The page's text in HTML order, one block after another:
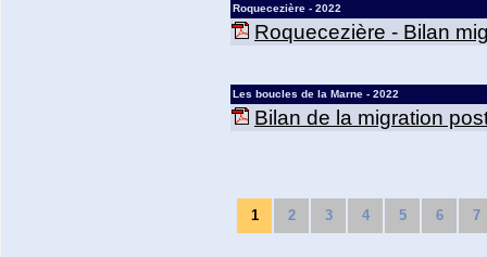
Roquecezière - 2022
Roquecezière - Bilan
Les boucles de la Marne - 2022
Bilan de la migration
1 2 3 4 5 6 7